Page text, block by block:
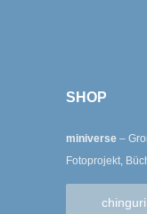
SHOP
miniverse –
Fotoprojekt,
chinguri